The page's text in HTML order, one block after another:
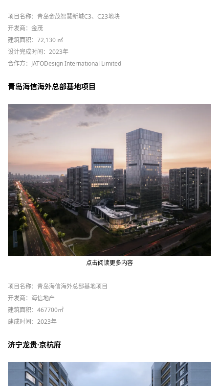
项目名称：青岛金茂智慧新城C3、C23地块
开发商：金茂
建筑面积：72,130 ㎡
设计完成时间：2023年
合作方：JATODesign International Limited
青岛海信海外总部基地项目
点击阅读更多内容
项目名称：青岛海信海外总部基地项目
开发商：海信地产
建筑面积：467700㎡
建成时间：2023年
济宁龙贵·京杭府